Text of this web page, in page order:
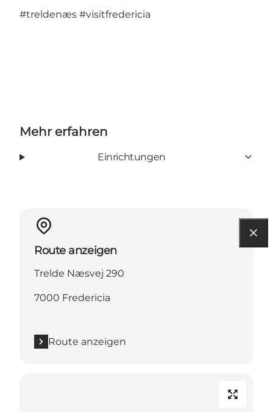
#treldenæs #visitfredericia
Mehr erfahren
Einrichtungen
Route anzeigen
Trelde Næsvej 290
7000 Fredericia
Route anzeigen